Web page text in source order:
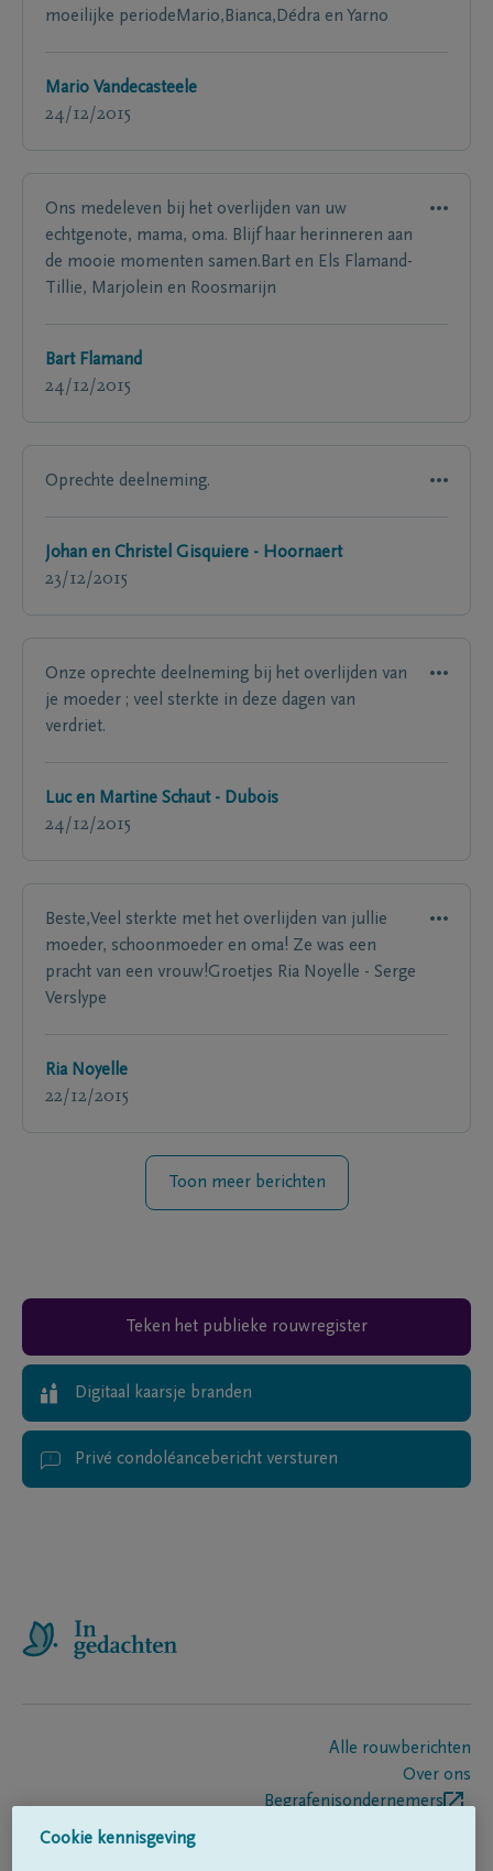
moeilijke periodeMario,Bianca,Dédra en Yarno
Mario Vandecasteele
24/12/2015
Ons medeleven bij het overlijden van uw
echtgenote, mama, oma. Blijf haar herinneren aan
de mooie momenten samen.Bart en Els Flamand-
Tillie, Marjolein en Roosmarijn
Bart Flamand
24/12/2015
Oprechte deelneming.
Johan en Christel Gisquiere - Hoornaert
23/12/2015
Onze oprechte deelneming bij het overlijden van
je moeder ; veel sterkte in deze dagen van
verdriet.
Luc en Martine Schaut - Dubois
24/12/2015
Beste,Veel sterkte met het overlijden van jullie
moeder, schoonmoeder en oma! Ze was een
pracht van een vrouw!Groetjes Ria Noyelle - Serge
Verslype
Ria Noyelle
22/12/2015
Toon meer berichten
Teken het publieke rouwregister
Digitaal kaarsje branden
Privé condoléancebericht versturen
Alle rouwberichten
Over ons
Begrafenisondernemers
Cookie kennisgeving